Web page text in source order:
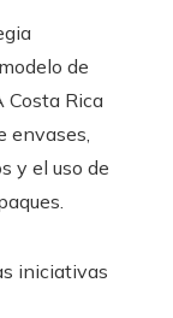
de
Costa Rica
envases,
y el uso de
iniciativas